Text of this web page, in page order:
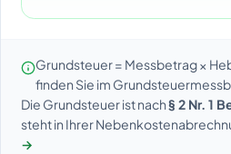
Grundsteuer = Messbetrag ×
finden Sie im
Die Grundsteuer ist nach§ 2 Nr. 1
steht in Ihrer
→